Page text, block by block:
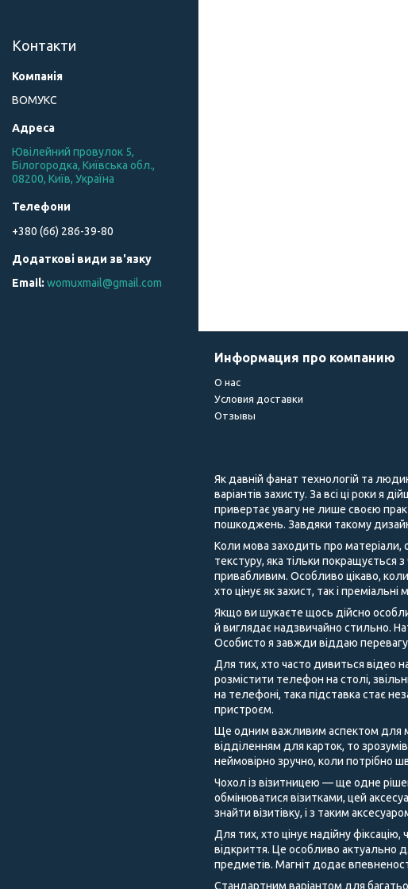
Контакти
ВОМУКС
Ювілейний провулок 5,
Білогородка, Київська обл.,
08200, Київ, Україна
+380 (66) 286-39-80
womuxmail@gmail.com
Информация про компанию
О нас
Условия доставки
Отзывы
Як давній фанат технологій та
варіантів захисту. За всі ці роки я
привертає увагу не лише своєю
пошкоджень. Завдяки такому
Коли мова заходить про матеріали,
текстуру, яка тільки покращується
привабливим. Особливо цікаво,
хто цінує як захист, так і преміальні
Якщо ви шукаєте щось дійсно
й виглядає надзвичайно стильно.
Особисто я завжди віддаю
Для тих, хто часто дивиться відео
розмістити телефон на столі,
на телефоні, така підставка стає
пристроєм.
Ще одним важливим аспектом для
відділенням для карток, то
неймовірно зручно, коли потрібно
Чохол із візитницею — ще одне
обмінюватися візитками, цей
знайти візитівку, і з таким
Для тих, хто цінує надійну
відкриття. Це особливо актуально
предметів. Магніт додає
Стандартним варіантом для